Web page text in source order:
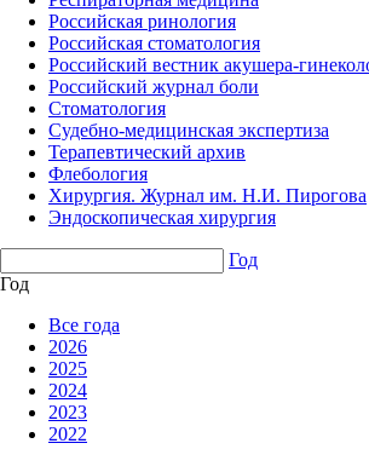
Российская ринология
Российская стоматология
Российский вестник акушера-
Российский журнал боли
Стоматология
Судебно-медицинская экспертиза
Терапевтический архив
Флебология
Хирургия. Журнал им. Н.И. Пирогова
Эндоскопическая хирургия
Год
Год
Все года
2026
2025
2024
2023
2022